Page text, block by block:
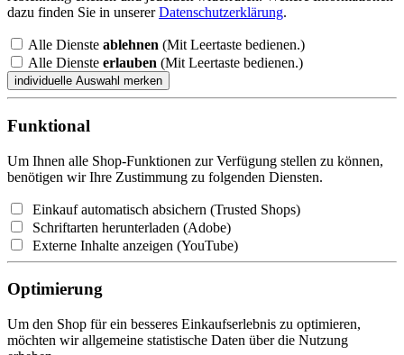
dazu finden Sie in unsererDatenschutzerklärung.
Alle Dienste ablehnen (Mit Leertaste bedienen.)
Alle Dienste erlauben (Mit Leertaste bedienen.)
Funktional
Um Ihnen alle Shop-Funktionen zur Verfügung stellen zu können,
benötigen wir Ihre Zustimmung zu folgenden Diensten.
Einkauf automatisch absichern (Trusted Shops)
Schriftarten herunterladen (Adobe)
Externe Inhalte anzeigen (YouTube)
Optimierung
Um den Shop für ein besseres Einkaufserlebnis zu optimieren,
möchten wir allgemeine statistische Daten über die Nutzung